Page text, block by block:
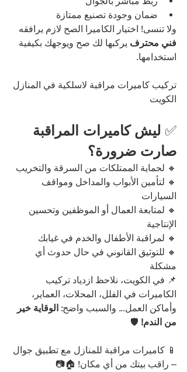
ضمان وجودة تصنيع ممتازة
ولا تنسى! اختيار الكاميرا الصح لازم يرافقه
فني محترف يركبها لك صح ويوجهك بكيفية
استخدامها.
تركيب كاميرات مراقبة لاسلكية في المنازل
الكويت
✅ ليش كاميرات المراقبة
صارت ضرورة؟
🔸 لحماية الممتلكات من السرقة والتخريب
🔸 لتأمين الأبواب والمداخل ومواقف
السيارات
🔸 لمتابعة العمال أو الموظفين وتحسين
الإنتاجية
🔸 لمراقبة الأطفال والخدم في غيابك
🔸 للتوثيق القانوني في حال حدوث أي
مشكلة
📌 في الكويت، نلاحظ ازدياد تركيب
الكاميرات في الفلل، المحلات، العماير،
وأماكن العمل... والسبب واضح: الوقاية خير
من الندم! 🛡️
📱 كاميرات مراقبة للمنازل مع تطبيق جوال
– راقب بيتك من أي مكان! 🏠📷